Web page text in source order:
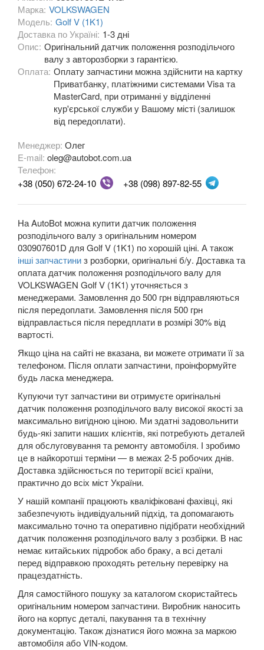
OPEL
PEUGEOT keyboard_arrow_down
PORSCHE keyboard_arrow_down
RENAULT
ROVER
SAAB
SEAT
SMART
SUBARU keyboard_arrow_down
SUZUKI
TESLA keyboard_arrow_down
TOYOTA
Arteon
Atlas
Atlas Cross Sport
Amarok (2H)
Beetle (A5)
New Beetle (9C1)
New Beetle (5C1)
New Beetle Cabrio (1Y7)
Caddy IV
Eos (1F7, 1F8)
FOX (5Z1)
Golf V (1K1)
Марка: VOLKSWAGEN
Модель: Golf V (1K1)
Доставка по Україні: 1-3 дні
Опис: Оригінальний датчик положення розподільчого
валу з авторозборки з гарантією.
Оплата: Оплату запчастини можна здійснити на картку
Приватбанку, платіжними системами Visa та
MasterCard, при отриманні у відділенні
кур'єрської служби у Вашому місті (залишок
від передоплати).
Менеджер: Олег
E-mail: oleg@autobot.com.ua
Телефон:
+38 (050) 672-24-10
+38 (098) 897-82-55
На AutoBot можна купити датчик положення
розподільчого валу з оригінальним номером
030907601D для Golf V (1K1) по хорошій ціні. А також
інші запчастиниз розборки, оригінальні б/у. Доставка та
оплата датчик положення розподільчого валу для
VOLKSWAGEN Golf V (1K1) уточняється з
менеджерами. Замовлення до 500 грн відправляються
після передоплати. Замовлення після 500 грн
відправлається після передплати в розмірі 30% від
вартості.
Якщо ціна на сайті не вказана, ви можете отримати її за
телефоном. Після оплати запчастини, проінформуйте
будь ласка менеджера.
Купуючи тут запчастини ви отримуєте оригінальні
датчик положення розподільчого валу високої якості за
максимально вигідною ціною. Ми здатні задовольнити
будь-які запити наших клієнтів, які потребують деталей
для обслуговування та ремонту автомобіля. І зробимо
це в найкоротші терміни — в межах 2-5 робочих днів.
Доставка здійснюється по території всієї країни,
практично до всіх міст України.
У нашій компанії працюють кваліфіковані фахівці, які
забезпечують індивідуальний підхід, та допомагають
максимально точно та оперативно підібрати необхідний
датчик положення розподільчого валу з розбірки. В нас
немає китайських підробок або браку, а всі деталі
перед відправкою проходять ретельну перевірку на
працездатність.
Для самостійного пошуку за каталогом скористайтесь
оригінальним номером запчастини. Виробник наносить
його на корпус деталі, пакування та в технічну
документацію. Також дізнатися його можна за маркою
автомобіля або VIN-кодом.